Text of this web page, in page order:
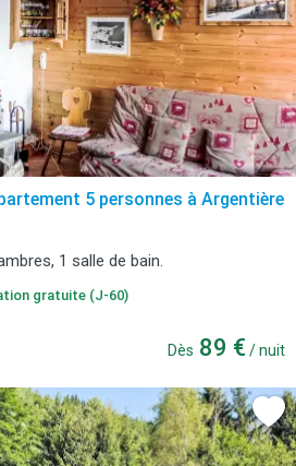
5 personnes à Argentière
1 salle de bain.
gratuite (J-60)
Dès 89 € / nuit